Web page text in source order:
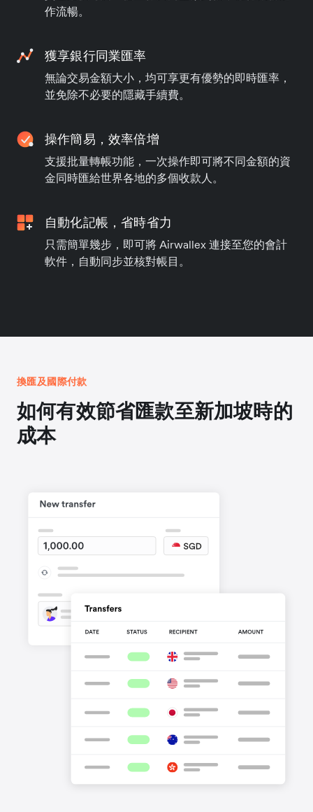
作流暢。
獲享銀行同業匯率
無論交易金額大小，均可享更有優勢的即時匯率，
並免除不必要的隱藏手續費。
操作簡易，效率倍增
支援批量轉帳功能，一次操作即可將不同金額的資
金同時匯給世界各地的多個收款人。
自動化記帳，省時省力
只需簡單幾步，即可將 Airwallex 連接至您的會計
軟件，自動同步並核對帳目。
換匯及國際付款
如何有效節省匯款至新加坡時的
成本